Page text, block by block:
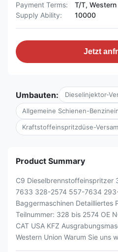
Payment Terms:
T/T, Western
Supply Ability:
10000
Jetzt
Umbauten: Dieselinjektor-
Allgemeine Schienen-
Kraftstoffeinspritzdüse-
Product Summary
C9
7633 328-2574 557-7634
Baggermaschinen Detailliertes
Teilnummer: 328 bis 2574 OE
CAT USA KFZ
Western Union Warum Sie uns